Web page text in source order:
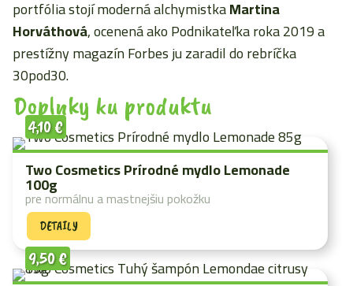
portfólia stojí moderná alchymistkaMartina
Horváthová, ocenená ako Podnikateľka roka 2019 a
prestížny magazín Forbes ju zaradil do rebríčka
30pod30.
Doplnky ku produktu
Two Cosmetics Prírodné mydlo Lemonade
100g
4,10€
pre normálnu a mastnejšiu pokožku
DETAILY
9,50€